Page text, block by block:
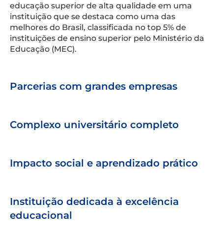
educação superior de alta qualidade em uma
instituição que se destaca como uma das
melhores do Brasil, classificada no top 5% de
instituições de ensino superior pelo Ministério da
Educação (MEC).
Parcerias com grandes empresas
Complexo universitário completo
Impacto social e aprendizado prático
Instituição dedicada à excelência
educacional